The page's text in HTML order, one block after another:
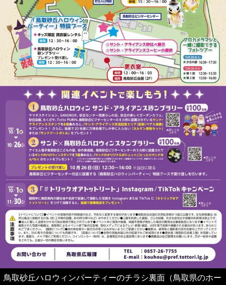
鳥取砂丘ハロウィンパーティーのチラシ裏面（鳥取県のホー